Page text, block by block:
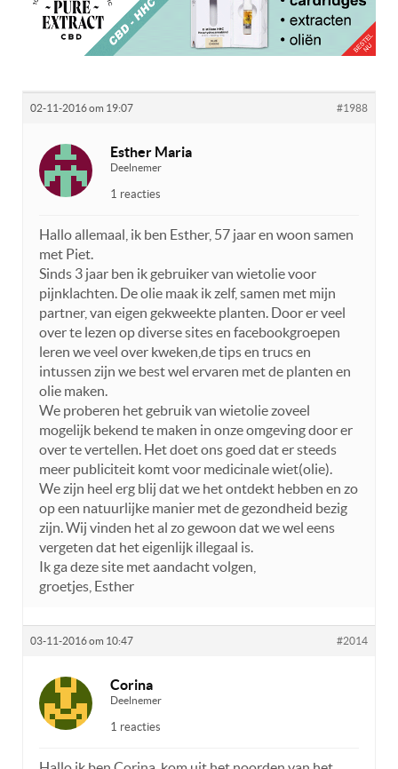
02-11-2016 om 19:07 #1988
Esther Maria
Deelnemer
1 reacties
Hallo allemaal, ik ben Esther, 57 jaar en woon samen
met Piet.
Sinds 3 jaar ben ik gebruiker van wietolie voor
pijnklachten. De olie maak ik zelf, samen met mijn
partner, van eigen gekweekte planten. Door er veel
over te lezen op diverse sites en facebookgroepen
leren we veel over kweken,de tips en trucs en
intussen zijn we best wel ervaren met de planten en
olie maken.
We proberen het gebruik van wietolie zoveel
mogelijk bekend te maken in onze omgeving door er
over te vertellen. Het doet ons goed dat er steeds
meer publiciteit komt voor medicinale wiet(olie).
We zijn heel erg blij dat we het ontdekt hebben en zo
op een natuurlijke manier met de gezondheid bezig
zijn. Wij vinden het al zo gewoon dat we wel eens
vergeten dat het eigenlijk illegaal is.
Ik ga deze site met aandacht volgen,
groetjes, Esther
03-11-2016 om 10:47 #2014
Corina
Deelnemer
1 reacties